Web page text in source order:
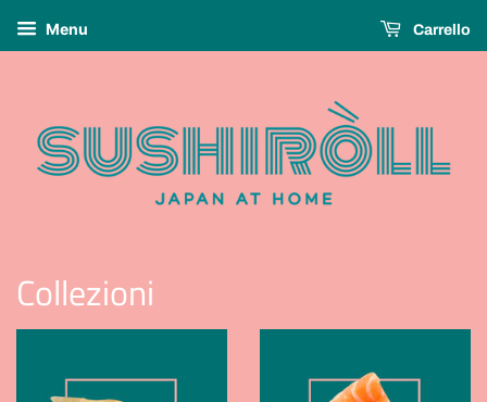
Menu Carrello
Collezioni